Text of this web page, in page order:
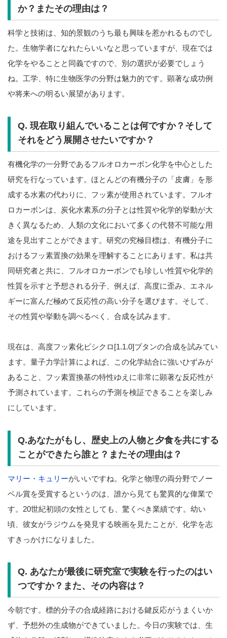
か？またその理由は？
科学と技術は、知的景観のうち最も興味を惹かれるものでし
た。生物学者になれたらいいなと思っていますが、現在では
化学をやることと同義ですので、別の選択が必要でしょう
ね。工学、特に生物医学の分野は魅力的です。顕著な成功例
や将来への明るい展望があります。
Q. 現在取り組んでいることは何ですか？そして
それをどう展開させたいですか？
有機化学の一分野であるフルオロカーボン化学を中心とした
研究を行なっています。ほとんどの有機分子の「皮膚」を形
成する水素の代わりに、フッ素が使用されています。フルオ
ロカーボンは、炭化水素系の分子とは性質や化学的挙動が大
きく異なるため、人類の文化において多くの代替不可能な用
途を見出すことができます。研究の究極目標は、有機分子に
おけるフッ素置換の効果を理解することにあります。私は共
同研究者と共に、フルオロカーボンでも珍しい性質や化学的
性質を示すと予想される分子、例えば、高度に歪み、エネル
ギーに富んだ極めて反応性の高い分子を選びます。そして、
その性質や挙動を調べるべく、合成を試みます。
現在は、高度フッ素化ビシクロ[1.1.0]ブタンの合成を試みてい
ます。量子力学計算によれば、この化学結合に強いひずみが
あること、フッ素置換基の特性ゆえに非常に顕著な反応性が
予測されています。これらの予測を検証できることを楽しみ
にしています。
Q.あなたがもし、歴史上の人物と夕食を共にする
ことができたら誰と？またその理由は？
マリー・キュリーがいいですね。化学と物理の両分野でノー
ベル賞を受賞するというのは、誰から見ても驚異的な偉業で
す。20世紀初頭の女性としても、驚くべき業績です。幼い
頃、彼女がラジウムを発見する映画を見たことが、化学を志
すきっかけになりました。
Q. あなたが最後に研究室で実験を行ったのはい
つですか？また、その内容は？
今朝です。標的分子の合成経路における鍵反応がうまくいか
ず、予想外の生成物ができていました。今日の実験では、生